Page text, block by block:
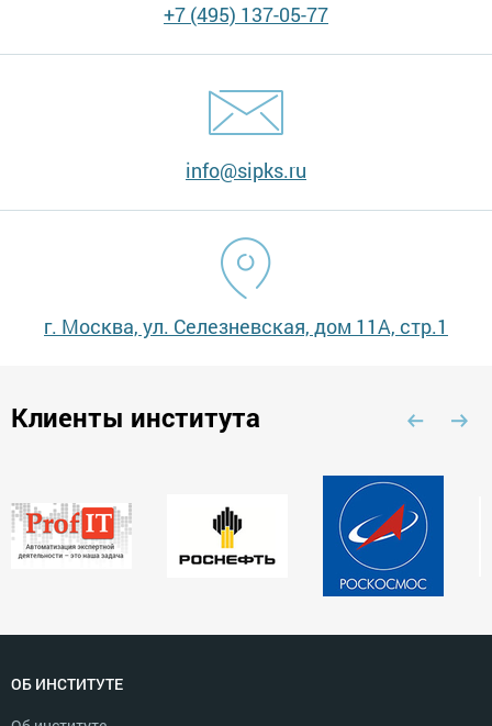
+7 (495) 137-05-77
info@sipks.ru
г. Москва, ул. Селезневская, дом 11А, стр.1
Клиенты института
ОБ ИНСТИТУТЕ